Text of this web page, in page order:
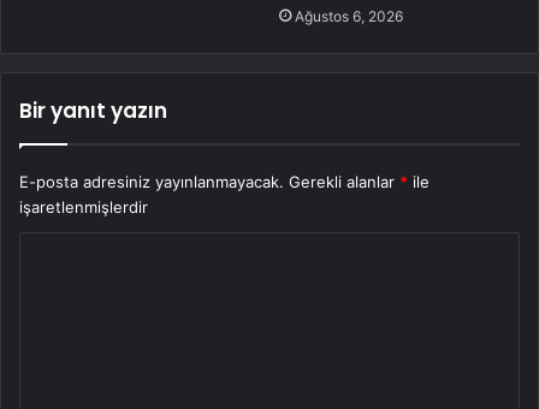
Ağustos 6, 2026
Bir yanıt yazın
E-posta adresiniz yayınlanmayacak. Gerekli alanlar * ile
işaretlenmişlerdir